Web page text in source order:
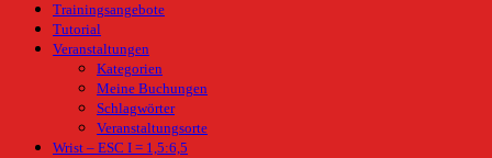
Trainingsangebote
Tutorial
Veranstaltungen
Kategorien
Meine Buchungen
Schlagwörter
Veranstaltungsorte
Wrist – ESC I = 1,5:6,5